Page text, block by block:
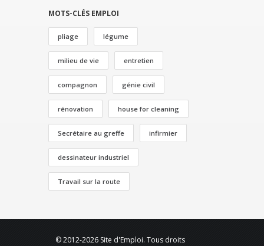
MOTS-CLÉS EMPLOI
pliage légume
milieu de vie entretien
compagnon génie civil
rénovation house for cleaning
Secrétaire au greffe infirmier
dessinateur industriel
Travail sur la route
© 2012-2026 Site d'Emploi. Tous droits